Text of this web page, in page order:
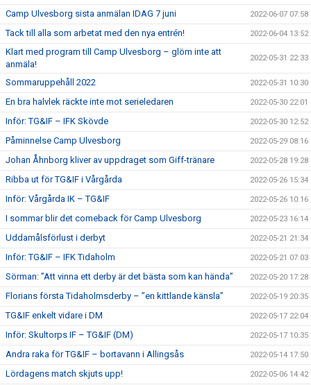
Camp Ulvesborg sista anmälan IDAG 7 juni 2022-06-07 07:58
Tack till alla som arbetat med den nya entrén! 2022-06-04 13:52
Klart med program till Camp Ulvesborg – glöm inte att
anmäla!
2022-05-31 22:33
Sommaruppehåll 2022 2022-05-31 10:30
En bra halvlek räckte inte mot serieledaren 2022-05-30 22:01
Inför: TG&IF – IFK Skövde 2022-05-30 12:52
Påminnelse Camp Ulvesborg 2022-05-29 08:16
Johan Åhnborg kliver av uppdraget som Giff-tränare 2022-05-28 19:28
Ribba ut för TG&IF i Vårgårda 2022-05-26 15:34
Inför: Vårgårda IK – TG&IF 2022-05-26 10:16
I sommar blir det comeback för Camp Ulvesborg 2022-05-23 16:14
Uddamålsförlust i derbyt 2022-05-21 21:34
Inför: TG&IF – IFK Tidaholm 2022-05-21 07:03
Sörman: ”Att vinna ett derby är det bästa som kan hända” 2022-05-20 17:28
Florians första Tidaholmsderby – ”en kittlande känsla” 2022-05-19 20:35
TG&IF enkelt vidare i DM 2022-05-17 22:04
Inför: Skultorps IF – TG&IF (DM) 2022-05-17 10:35
Andra raka för TG&IF – bortavann i Allingsås 2022-05-14 17:50
Lördagens match skjuts upp! 2022-05-06 14:42